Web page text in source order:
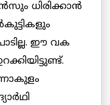
ധിരിക്കാന്‍
ഈ വക